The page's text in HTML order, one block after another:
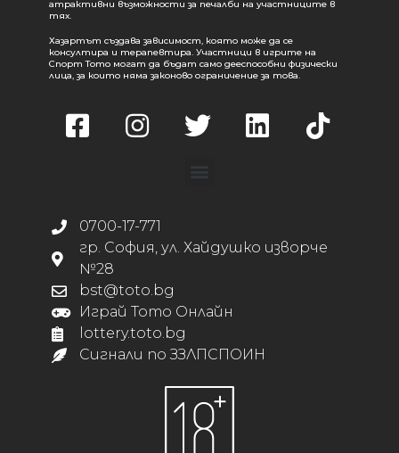
атрактивни възможности за печалби на участниците в
тях.
Хазартът създава зависимост, която може да се
консултира и терапевтира. Участници в игрите на
Спорт Тото могат да бъдат само дееспособни физически
лица, за които няма законово ограничение за това.
0700-17-771
гр. София, ул. Хайдушко изворче
№28
bst@toto.bg
Играй Тото Онлайн
lottery.toto.bg
Сигнали по ЗЗЛПСПОИН